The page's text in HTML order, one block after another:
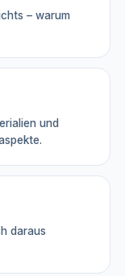
– warum
und
daraus